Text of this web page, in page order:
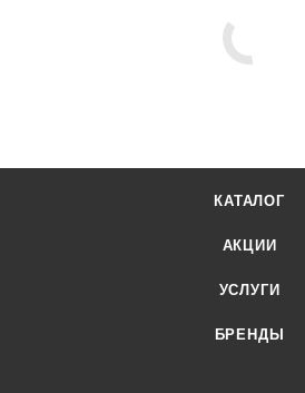
КАТАЛОГ
АКЦИИ
УСЛУГИ
БРЕНДЫ